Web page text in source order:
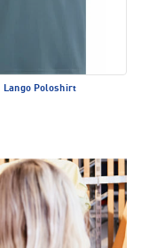
Lango Poloshirt